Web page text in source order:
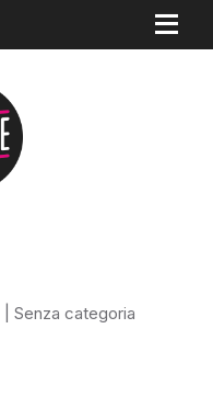
| Senza categoria